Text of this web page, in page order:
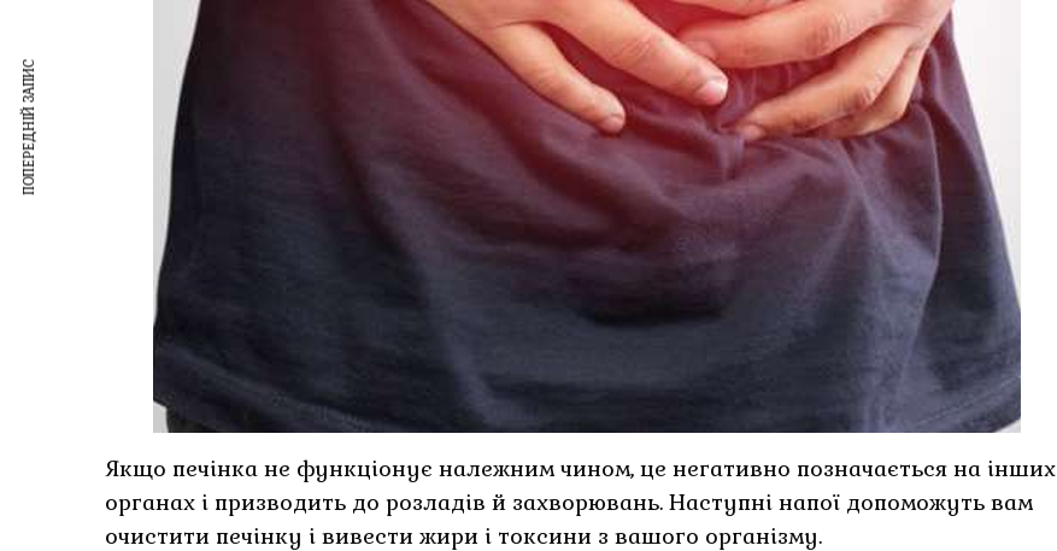
Якщо печінка не функціонує належним чином, це негативно позначається на інших
органах і призводить до розладів й захворювань. Наступні напої допоможуть вам
очистити печінку і вивести жири і токсини з вашого організму.
ПОПЕРЕДНІЙ ЗАПИС